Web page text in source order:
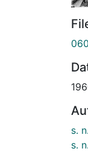
s. n.
s. n.